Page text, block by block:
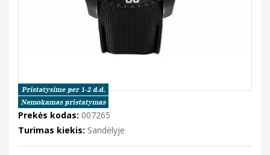
Prekės kodas: 007265
Turimas kiekis: Sandėlyje